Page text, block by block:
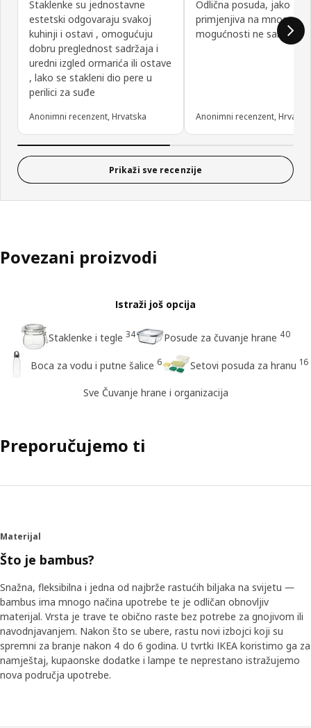
Staklenke su jednostavne
estetski odgovaraju svakoj
kuhinji i ostavi , omogućuju
dobru preglednost sadržaja i
uredni izgled ormarića ili ostave
, lako se stakleni dio pere u
perilici za suđe
Anonimni recenzent, Hrvatska
Odlična posuda, jako
primjenjiva na mnoge
mogućnosti ne samo u
Anonimni recenzent,
Prikaži sve recenzije
Povezani proizvodi
Istraži još opcija
Staklenke i tegle 34 Posude za čuvanje hrane 40
Boca za vodu i putne šalice 6 Setovi posuda za hranu 16
Sve Čuvanje hrane i organizacija
Preporučujemo ti
Materijal
Što je bambus?
Snažna, fleksibilna i jedna od najbrže rastućih biljaka na svijetu ―
bambus ima mnogo načina upotrebe te je odličan obnovljiv
materijal. Vrsta je trave te obično raste bez potrebe za gnojivom ili
navodnjavanjem. Nakon što se ubere, rastu novi izbojci koji su
spremni za branje nakon 4 do 6 godina. U tvrtki IKEA koristimo ga za
namještaj, kupaonske dodatke i lampe te neprestano istražujemo
nova područja upotrebe.